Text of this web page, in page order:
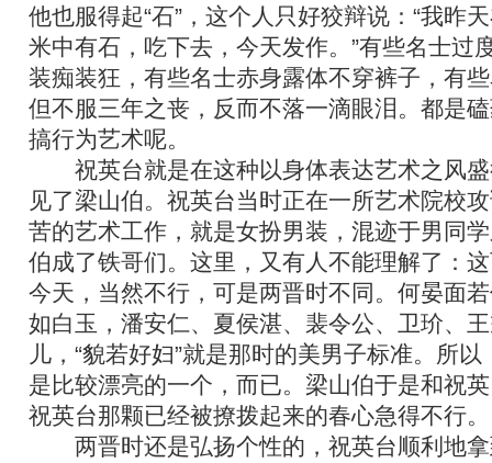
他也服得起“石”，这个人只好狡辩说：“我昨
米中有石，吃下去，今天发作。”有些名士过
装痴装狂，有些名士赤身露体不穿裤子，有
但不服三年之丧，反而不落一滴眼泪。都是
搞行为艺术呢。
祝英台就是在这种以身体表达艺术之风盛
见了梁山伯。祝英台当时正在一所艺术院校
苦的艺术工作，就是女扮男装，混迹于男同
伯成了铁哥们。这里，又有人不能理解了：
今天，当然不行，可是两晋时不同。何晏面
如白玉，潘安仁、夏侯湛、裴令公、卫玠、
儿，“貌若好妇”就是那时的美男子标准。所
是比较漂亮的一个，而已。梁山伯于是和祝
祝英台那颗已经被撩拨起来的春心急得不行。
两晋时还是弘扬个性的，祝英台顺利地拿